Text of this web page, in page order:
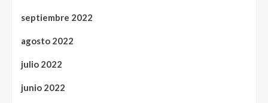
septiembre 2022
agosto 2022
julio 2022
junio 2022